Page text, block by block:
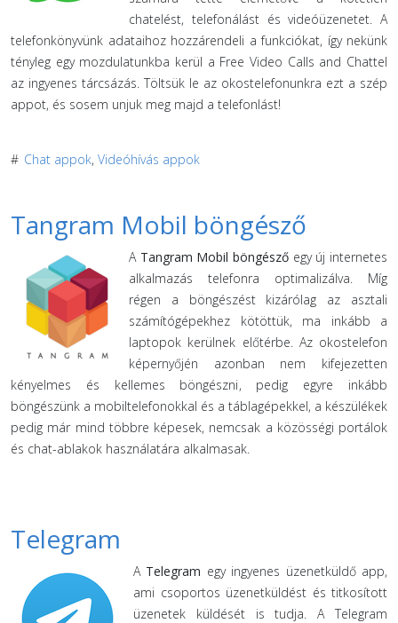
chatelést, telefonálást és videóüzenetet. A
telefonkönyvünk adataihoz hozzárendeli a funkciókat, így nekünk
tényleg egy mozdulatunkba kerül a Free Video Calls and Chattel
az ingyenes tárcsázás. Töltsük le az okostelefonunkra ezt a szép
appot, és sosem unjuk meg majd a telefonlást!
# Chat appok, Videóhívás appok
Tangram Mobil böngésző
A Tangram Mobil böngésző egy új internetes
alkalmazás telefonra optimalizálva. Míg
régen a böngészést kizárólag az asztali
számítógépekhez kötöttük, ma inkább a
laptopok kerülnek előtérbe. Az okostelefon
képernyőjén azonban nem kifejezetten
kényelmes és kellemes böngészni, pedig egyre inkább
böngészünk a mobiltelefonokkal és a táblagépekkel, a készülékek
pedig már mind többre képesek, nemcsak a közösségi portálok
és chat-ablakok használatára alkalmasak.
Telegram
A Telegram egy ingyenes üzenetküldő app,
ami csoportos üzenetküldést és titkosított
üzenetek küldését is tudja. A Telegram